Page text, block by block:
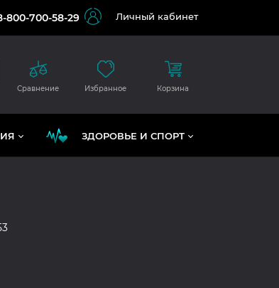
800-700-58-29 Личный кабинет
Сравнение Избранное Корзина
ЗДОРОВЬЕ И СПОРТ